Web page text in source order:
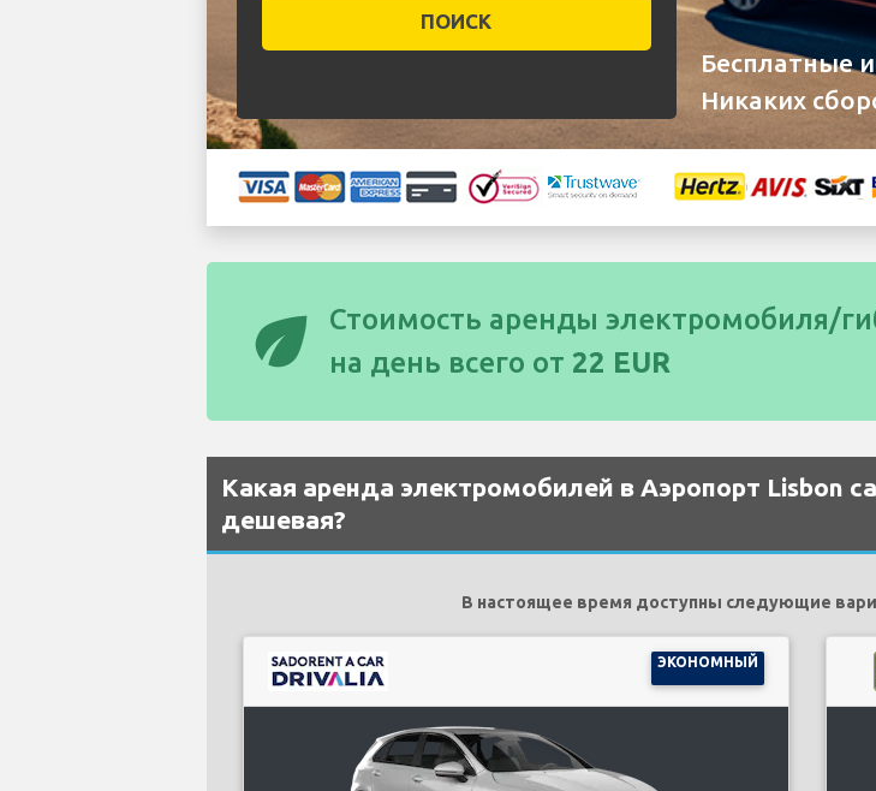
ПОИСК
Бесплатные
Никаких
eco
Стоимость аренды электромобиля/
на день всего от 22 EUR
Какая аренда электромобилей в Аэропорт Lisbon
дешевая?
В настоящее время доступны следующие
ЭКОНОМНЫЙ